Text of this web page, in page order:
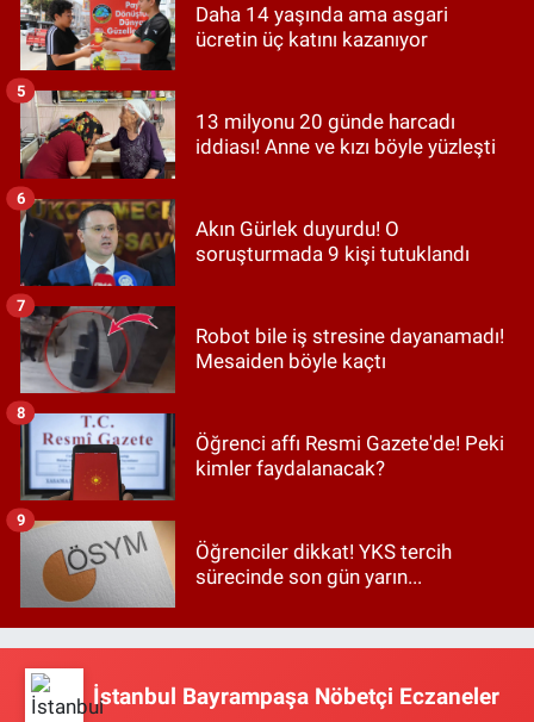
Daha 14 yaşında ama asgari
ücretin üç katını kazanıyor
13 milyonu 20 günde harcadı
iddiası! Anne ve kızı böyle yüzleşti
5
Akın Gürlek duyurdu! O
soruşturmada 9 kişi tutuklandı
6
Robot bile iş stresine dayanamadı!
Mesaiden böyle kaçtı
7
Öğrenci affı Resmi Gazete'de! Peki
kimler faydalanacak?
8
Öğrenciler dikkat! YKS tercih
sürecinde son gün yarın...
9
İstanbul Bayrampaşa Nöbetçi Eczaneler